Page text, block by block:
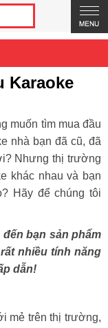
Karaoke
muốn tìm mua đầu
nhà bạn đã cũ, đã
Nhưng thị trường
khác nhau và bạn
Hãy để chúng tôi
bạn sản phẩm
nhiều tính năng
dẫn!
mẻ trên thị trường,